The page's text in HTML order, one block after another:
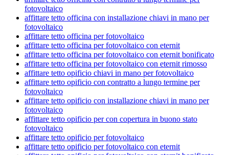
fotovoltaico
affittare tetto officina con installazione chiavi in mano per
fotovoltaico
affittare tetto officina per fotovoltaico
affittare tetto officina per fotovoltaico con eternit
affittare tetto officina per fotovoltaico con eternit bonificato
affittare tetto officina per fotovoltaico con eternit rimosso
affittare tetto opificio chiavi in mano per fotovoltaico
affittare tetto opificio con contratto a lungo termine per
fotovoltaico
affittare tetto opificio con installazione chiavi in mano per
fotovoltaico
affittare tetto opificio per con copertura in buono stato
fotovoltaico
affittare tetto opificio per fotovoltaico
affittare tetto opificio per fotovoltaico con eternit